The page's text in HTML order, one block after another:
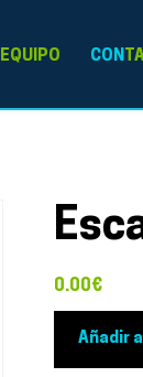
EQUIPO CON
0.00€
Añadir